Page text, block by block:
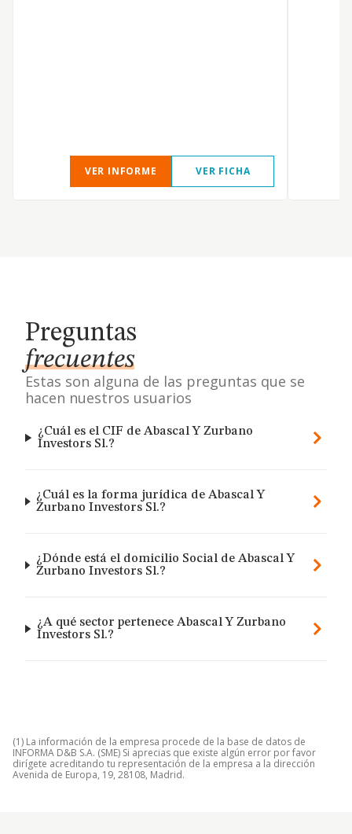
VER INFORME VER FICHA
Preguntas
frecuentes
Estas son alguna de las preguntas que se
hacen nuestros usuarios
¿Cuál es el CIF de Abascal Y Zurbano
Investors Sl.?
¿Cuál es la forma jurídica de Abascal Y
Zurbano Investors Sl.?
¿Dónde está el domicilio Social de Abascal Y
Zurbano Investors Sl.?
¿A qué sector pertenece Abascal Y Zurbano
Investors Sl.?
(1) La información de la empresa procede de la base de datos de
INFORMA D&B S.A. (SME) Si aprecias que existe algún error por favor
dirígete acreditando tu representación de la empresa a la dirección
Avenida de Europa, 19, 28108, Madrid.